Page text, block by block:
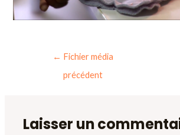
← Fichier média
précédent
Laisser un